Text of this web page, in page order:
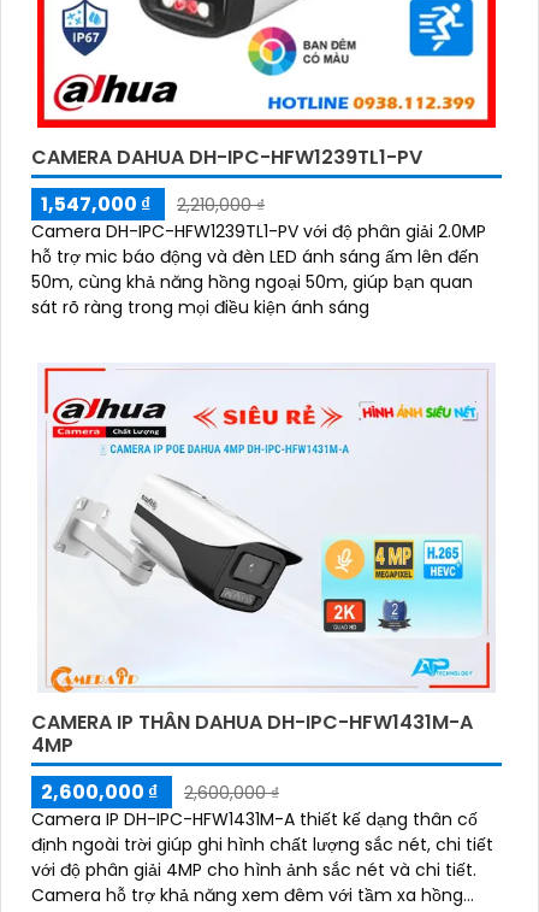
CAMERA DAHUA DH-IPC-HFW1239TL1-PV
1,547,000 ₫
2,210,000 ₫
Camera DH-IPC-HFW1239TL1-PV với độ phân giải 2.0MP
hỗ trợ mic báo động và đèn LED ánh sáng ấm lên đến
50m, cùng khả năng hồng ngoại 50m, giúp bạn quan
sát rõ ràng trong mọi điều kiện ánh sáng
CAMERA IP THÂN DAHUA DH-IPC-HFW1431M-A
4MP
2,600,000 ₫
2,600,000 ₫
Camera IP DH-IPC-HFW1431M-A thiết kế dạng thân cố
định ngoài trời giúp ghi hình chất lượng sắc nét, chi tiết
với độ phân giải 4MP cho hình ảnh sắc nét và chi tiết.
Camera hỗ trợ khả năng xem đêm với tầm xa hồng